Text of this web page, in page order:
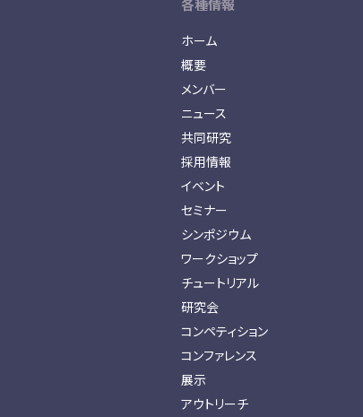
各種情報
ホーム
概要
メンバー
ニュース
共同研究
採用情報
イベント
セミナー
シンポジウム
ワークショップ
チュートリアル
研究会
コンペティション
コンファレンス
展示
アウトリーチ